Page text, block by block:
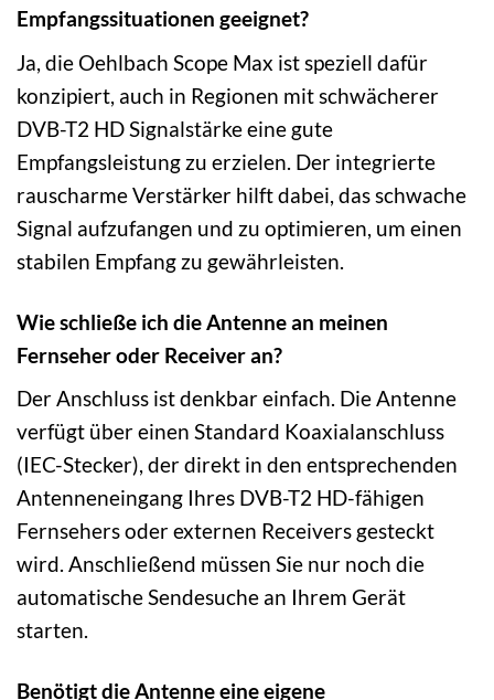
Empfangssituationen geeignet?
Ja, die Oehlbach Scope Max ist speziell dafür
konzipiert, auch in Regionen mit schwächerer
DVB-T2 HD Signalstärke eine gute
Empfangsleistung zu erzielen. Der integrierte
rauscharme Verstärker hilft dabei, das schwache
Signal aufzufangen und zu optimieren, um einen
stabilen Empfang zu gewährleisten.
Wie schließe ich die Antenne an meinen
Fernseher oder Receiver an?
Der Anschluss ist denkbar einfach. Die Antenne
verfügt über einen Standard Koaxialanschluss
(IEC-Stecker), der direkt in den entsprechenden
Antenneneingang Ihres DVB-T2 HD-fähigen
Fernsehers oder externen Receivers gesteckt
wird. Anschließend müssen Sie nur noch die
automatische Sendesuche an Ihrem Gerät
starten.
Benötigt die Antenne eine eigene